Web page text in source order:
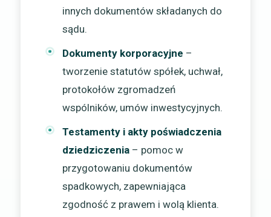
innych dokumentów składanych do
sądu.
Dokumenty korporacyjne –
tworzenie statutów spółek, uchwał,
protokołów zgromadzeń
wspólników, umów inwestycyjnych.
Testamenty i akty poświadczenia
dziedziczenia – pomoc w
przygotowaniu dokumentów
spadkowych, zapewniająca
zgodność z prawem i wolą klienta.